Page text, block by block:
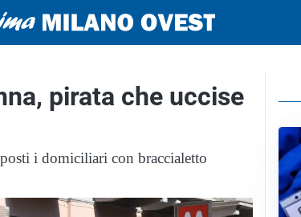
pirata che uccise
i domiciliari con braccialetto